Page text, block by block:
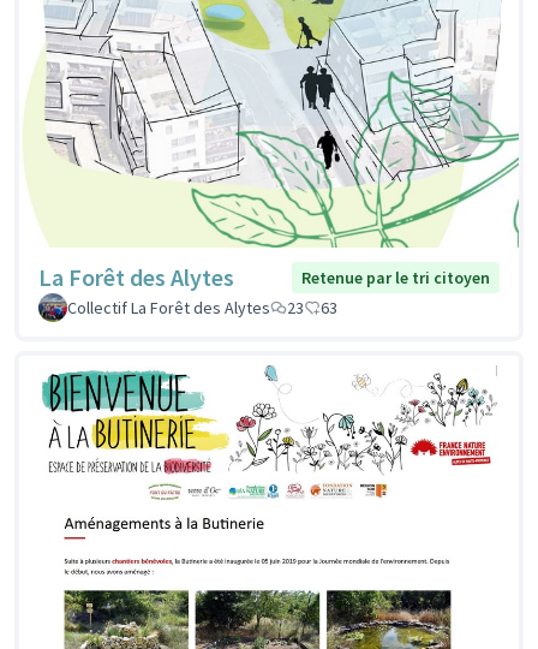
La Forêt des Alytes
Retenue par le tri citoyen
Collectif La Forêt des Alytes
23 63